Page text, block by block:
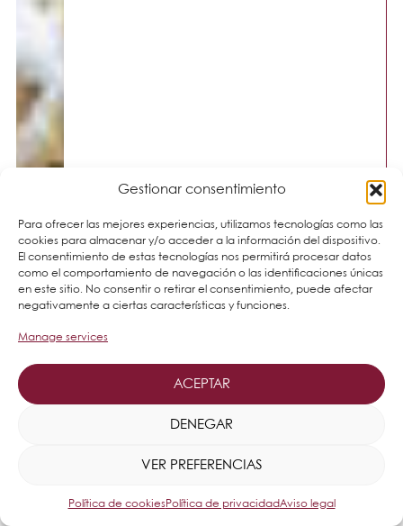
Gestionar consentimiento
Para ofrecer las mejores experiencias, utilizamos tecnologías como las
cookies para almacenar y/o acceder a la información del dispositivo.
El consentimiento de estas tecnologías nos permitirá procesar datos
como el comportamiento de navegación o las identificaciones únicas
en este sitio. No consentir o retirar el consentimiento, puede afectar
negativamente a ciertas características y funciones.
Manage services
ACEPTAR
DENEGAR
VER PREFERENCIAS
Política de cookiesPolítica de privacidadAviso legal